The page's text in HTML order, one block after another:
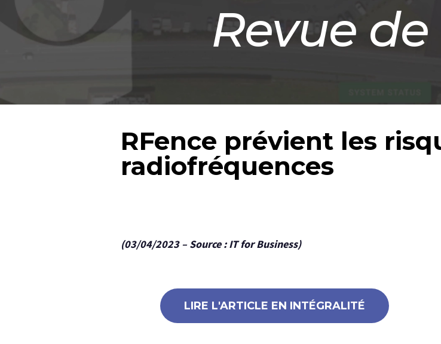
Revue de
RFence prévient les
radiofréquences
(03/04/2023 – Source : IT for Business)
LIRE L'ARTICLE EN INTÉGRALITÉ